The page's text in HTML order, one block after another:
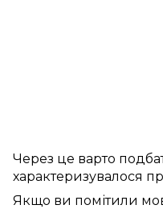
Через це варто
характеризувалося
Якщо ви помітили